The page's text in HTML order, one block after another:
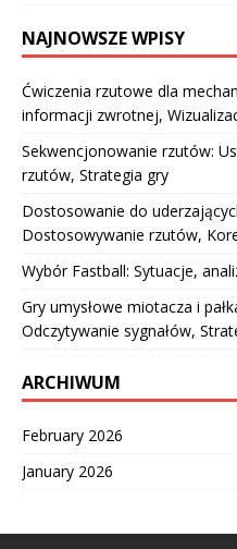
NAJNOWSZE WPISY
Ćwiczenia rzutowe dla
informacji zwrotnej,
Sekwencjonowanie rzutów:
rzutów, Strategia gry
Dostosowanie do
Dostosowywanie rzutów,
Wybór Fastball: Sytuacje,
Gry umysłowe miotacza i
Odczytywanie sygnałów,
ARCHIWUM
February 2026
January 2026